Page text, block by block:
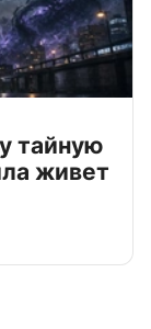
тайную
живет